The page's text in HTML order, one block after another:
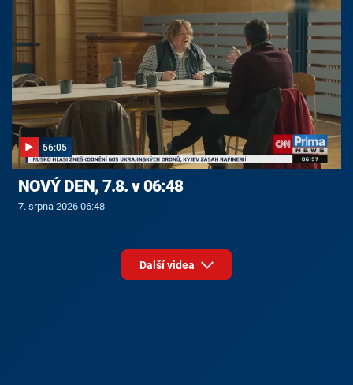
56:05
NOVÝ DEN, 7.8. v 06:48
7. srpna 2026 06:48
Další videa